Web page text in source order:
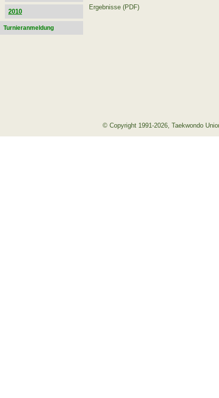
2010
Turnieranmeldung
Ergebnisse (PDF)
© Copyright 1991-2026, Taekwondo